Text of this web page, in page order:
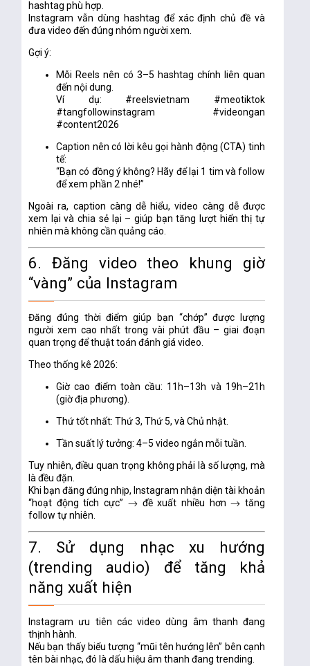
hashtag phù hợp.
Instagram vẫn dùng hashtag để xác định chủ đề và
đưa video đến đúng nhóm người xem.
Gợi ý:
Mỗi Reels nên có3–5 hashtag chính liên quan
đến nội dung.
Ví dụ: #reelsvietnam #meotiktok
#tangfollowinstagram #videongan
#content2026
Caption nên có lời kêu gọi hành động (CTA) tinh
tế:
“Bạn có đồng ý không? Hãy để lại 1 tim và follow
để xem phần 2 nhé!”
Ngoài ra, caption càng dễ hiểu, video càng dễ được
xem lại và chia sẻ lại – giúp bạntăng lượt hiển thị tự
nhiên mà không cần quảng cáo.
6. Đăng video theo khung giờ
“vàng” của Instagram
Đăng đúng thời điểm giúp bạn “chớp” được lượng
người xem cao nhất trong vài phút đầu – giai đoạn
quan trọng để thuật toán đánh giá video.
Theo thống kê 2026:
Giờ cao điểm toàn cầu: 11h–13h và 19h–21h
(giờ địa phương).
Thứ tốt nhất: Thứ 3, Thứ 5, và Chủ nhật.
Tần suất lý tưởng: 4–5 video ngắn mỗi tuần.
Tuy nhiên,điều quan trọng không phải là số lượng, mà
là đều đặn.
Khi bạn đăng đúng nhịp, Instagram nhận diện tài khoản
“hoạt động tích cực” → đề xuất nhiều hơn → tăng
follow tự nhiên.
7. Sử dụng nhạc xu hướng
(trending audio) để tăng khả
năng xuất hiện
Instagram ưu tiên các videodùng âm thanh đang
thịnh hành.
Nếu bạn thấy biểu tượng “mũi tên hướng lên” bên cạnh
tên bài nhạc, đó là dấu hiệu âm thanh đang trending.